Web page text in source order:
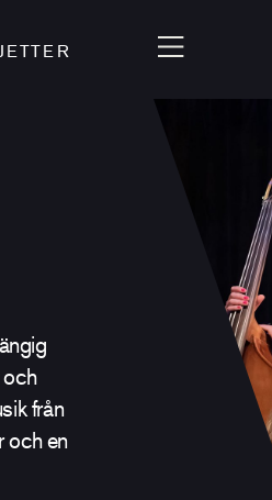
från
och en